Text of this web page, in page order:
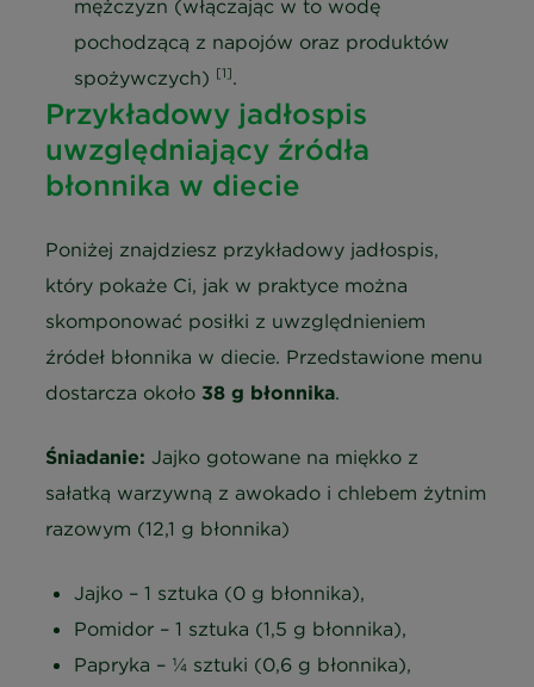
mężczyzn (włączając w to wodę
pochodzącą z napojów oraz produktów
spożywczych) [1].
Przykładowy jadłospis
uwzględniający źródła
błonnika w diecie
Poniżej znajdziesz przykładowy jadłospis,
który pokaże Ci, jak w praktyce można
skomponować posiłki z uwzględnieniem
źródeł błonnika w diecie. Przedstawione menu
dostarcza około 38 g błonnika.
Śniadanie: Jajko gotowane na miękko z
sałatką warzywną z awokado i chlebem żytnim
razowym (12,1 g błonnika)
Jajko – 1 sztuka (0 g błonnika),
Pomidor – 1 sztuka (1,5 g błonnika),
Papryka – ¼ sztuki (0,6 g błonnika),